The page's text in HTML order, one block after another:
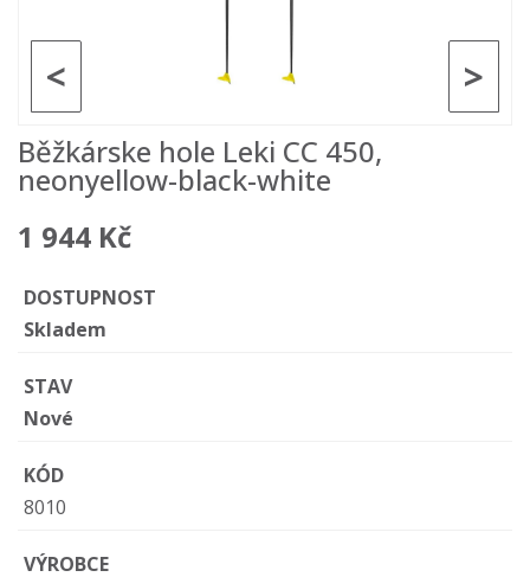
>
<
Běžkárske hole Leki CC 450,
neonyellow-black-white
1 944 Kč
DOSTUPNOST
Skladem
STAV
Nové
KÓD
8010
VÝROBCE